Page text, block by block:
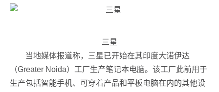
三星
当地媒体报道称，三星已开始在其印度大诺伊达
（Greater Noida）工厂生产笔记本电脑。该工厂此前用于
生产包括智能手机、可穿着产品和平板电脑在内的其他设